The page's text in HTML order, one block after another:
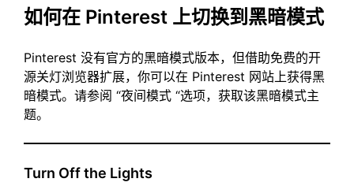
如何在 Pinterest 上切换到黑暗模式
Pinterest 没有官方的黑暗模式版本，但借助免费的开
源关灯浏览器扩展，你可以在 Pinterest 网站上获得黑
暗模式。请参阅 “夜间模式 “选项，获取该黑暗模式主
题。
Turn Off the Lights